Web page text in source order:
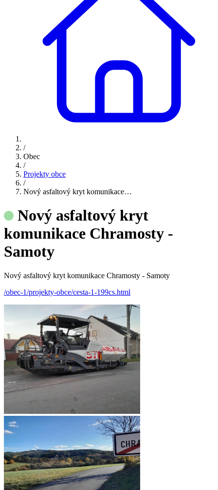
/
Obec
/
Projekty obce
/
Nový asfaltový kryt komunikace…
Nový asfaltový kryt
komunikace Chramosty -
Samoty
Nový asfaltový kryt komunikace Chramosty - Samoty
/obec-1/projekty-obce/cesta-1-199cs.html